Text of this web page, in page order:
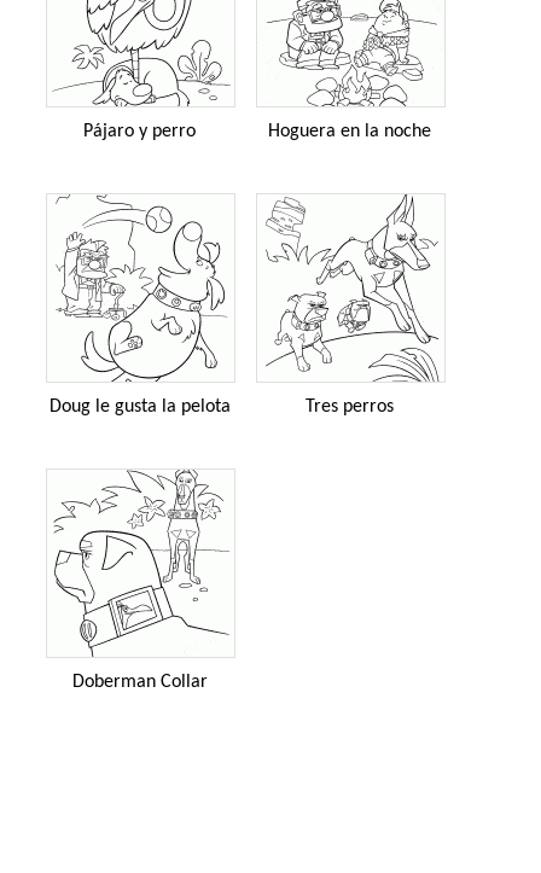
Pájaro y perro Hoguera en la noche
Doug le gusta la pelota Tres perros
Doberman Collar